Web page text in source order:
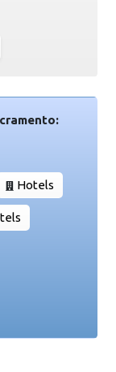
Hotels